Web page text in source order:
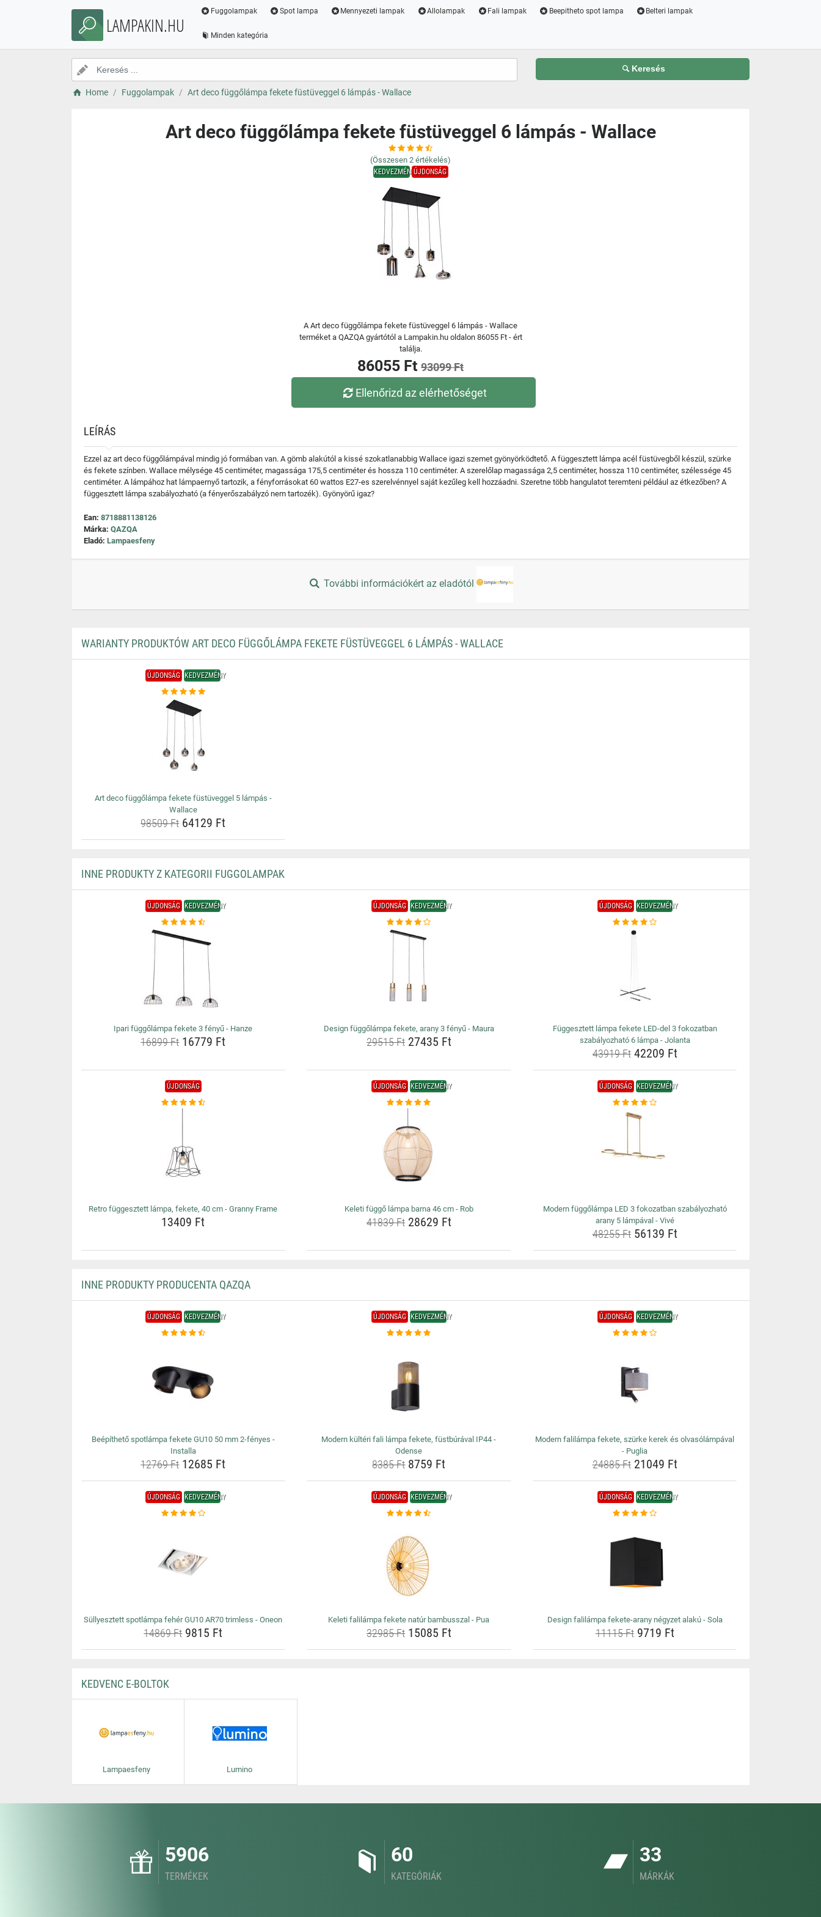
LAMPAKIN.HU
Fuggolampak Spot lampa Mennyezeti lampak Allolampak Fali lampak Beepitheto spot lampa Belteri lampak
Minden kategória
Keresés
Home Fuggolampak Art deco függőlámpa fekete füstüveggel 6 lámpás - Wallace
Art deco függőlámpa fekete füstüveggel 6 lámpás - Wallace
(Összesen 2 értékelés)
KEDVEZMÉNYÚJDONSÁG
A Art deco függőlámpa fekete füstüveggel 6 lámpás - Wallace
terméket a QAZQA gyártótól a Lampakin.hu oldalon 86055 Ft - ért
találja.
86055 Ft 93099 Ft
Ellenőrizd az elérhetőséget
LEÍRÁS
Ezzel az art deco függőlámpával mindig jó formában van. A gömb alakútól a kissé szokatlanabbig Wallace igazi szemet gyönyörködtető. A függesztett lámpa acél füstüvegből készül, szürke
és fekete színben. Wallace mélysége 45 centiméter, magassága 175,5 centiméter és hossza 110 centiméter. A szerelőlap magassága 2,5 centiméter, hossza 110 centiméter, szélessége 45
centiméter. A lámpához hat lámpaernyő tartozik, a fényforrásokat 60 wattos E27-es szerelvénnyel saját kezűleg kell hozzáadni. Szeretne több hangulatot teremteni például az étkezőben? A
függesztett lámpa szabályozható (a fényerőszabályzó nem tartozék). Gyönyörű igaz?
Ean: 8718881138126
Márka: QAZQA
Eladó: Lampaesfeny
További információkért az eladótól
WARIANTY PRODUKTÓW ART DECO FÜGGŐLÁMPA FEKETE FÜSTÜVEGGEL 6 LÁMPÁS - WALLACE
ÚJDONSÁG KEDVEZMÉNY
Art deco függőlámpa fekete füstüveggel 5 lámpás -
Wallace
98509 Ft64129 Ft
INNE PRODUKTY Z KATEGORII FUGGOLAMPAK
ÚJDONSÁG KEDVEZMÉNY
Ipari függőlámpa fekete 3 fényű - Hanze
16899 Ft16779 Ft
ÚJDONSÁG KEDVEZMÉNY
Design függőlámpa fekete, arany 3 fényű - Maura
29515 Ft27435 Ft
ÚJDONSÁG KEDVEZMÉNY
Függesztett lámpa fekete LED-del 3 fokozatban
szabályozható 6 lámpa - Jolanta
43919 Ft42209 Ft
ÚJDONSÁG
Retro függesztett lámpa, fekete, 40 cm - Granny Frame
13409 Ft
ÚJDONSÁG KEDVEZMÉNY
Keleti függő lámpa barna 46 cm - Rob
41839 Ft28629 Ft
ÚJDONSÁG KEDVEZMÉNY
Modern függőlámpa LED 3 fokozatban szabályozható
arany 5 lámpával - Vivé
48255 Ft56139 Ft
INNE PRODUKTY PRODUCENTA QAZQA
ÚJDONSÁG KEDVEZMÉNY
Beépíthető spotlámpa fekete GU10 50 mm 2-fényes -
Installa
12769 Ft12685 Ft
ÚJDONSÁG KEDVEZMÉNY
Modern kültéri fali lámpa fekete, füstbúrával IP44 -
Odense
8385 Ft8759 Ft
ÚJDONSÁG KEDVEZMÉNY
Modern falilámpa fekete, szürke kerek és olvasólámpával
- Puglia
24885 Ft21049 Ft
ÚJDONSÁG KEDVEZMÉNY
Süllyesztett spotlámpa fehér GU10 AR70 trimless - Oneon
14869 Ft9815 Ft
ÚJDONSÁG KEDVEZMÉNY
Keleti falilámpa fekete natúr bambusszal - Pua
32985 Ft15085 Ft
ÚJDONSÁG KEDVEZMÉNY
Design falilámpa fekete-arany négyzet alakú - Sola
11115 Ft9719 Ft
KEDVENC E-BOLTOK
Lampaesfeny Lumino
5906
TERMÉKEK
60
KATEGÓRIÁK
33
MÁRKÁK